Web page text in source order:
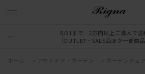
8/31まで 2万円以上ご購入で送
（OUTLET・SALE品ほか一部商品
ホーム アウトドア・ガーデン ガーデンチェ